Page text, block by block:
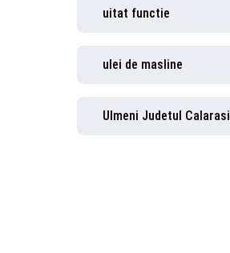
uitat functie
ulei de masline
Ulmeni Judetul Calarasi